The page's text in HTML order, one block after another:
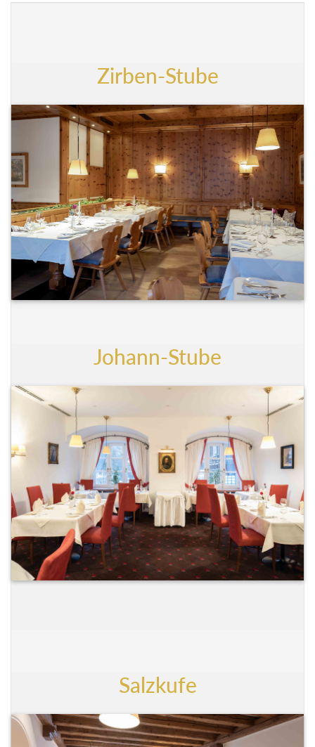
Zirben-Stube
Johann-Stube
Salzkufe